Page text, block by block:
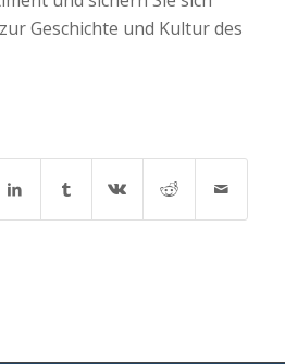
Geschichte und Kultur des